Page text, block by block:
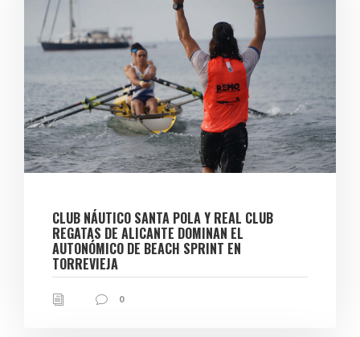
CLUB NÁUTICO SANTA POLA Y REAL CLUB
REGATAS DE ALICANTE DOMINAN EL
AUTONÓMICO DE BEACH SPRINT EN
TORREVIEJA
0